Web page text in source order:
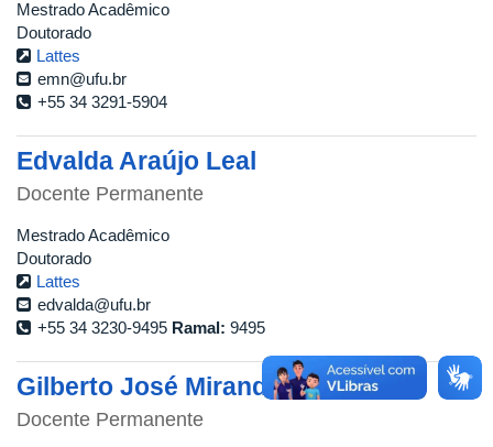
Mestrado Acadêmico
Doutorado
Lattes
emn@ufu.br
+55 34 3291-5904
Edvalda Araújo Leal
Docente Permanente
Mestrado Acadêmico
Doutorado
Lattes
edvalda@ufu.br
+55 34 3230-9495 Ramal: 9495
Gilberto José Miranda
Docente Permanente